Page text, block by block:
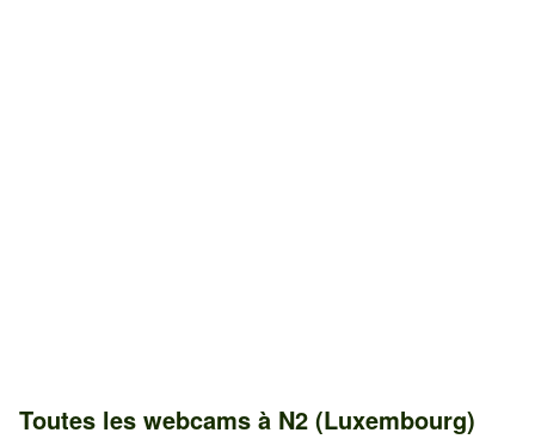
Toutes les webcams à N2 (Luxembourg)